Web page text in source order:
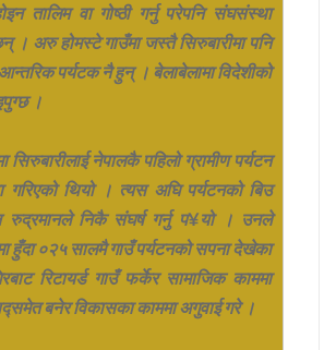
तालिम वा गोष्ठी गर्नु परेपनि संघसंस्था
। अरु होमस्टे गाउँमा जस्तै सिरुबारीमा पनि
पर्यटक नै हुन् । बेलाबेलामा विदेशीको
।
नेपालकै पहिलो ग्रामीण पर्यटन
गरिएको थियो । त्यस अघि पर्यटनको बिउ
रुद्रमानले निकै संघर्ष गर्नु प¥यो । उनले
हुँदा ०२५ सालमै गाउँ पर्यटनको सपना देखेका
रिटायर्ड गाउँ फर्केर सामाजिक काममा
बनेर विकासका काममा अगुवाई गरे ।